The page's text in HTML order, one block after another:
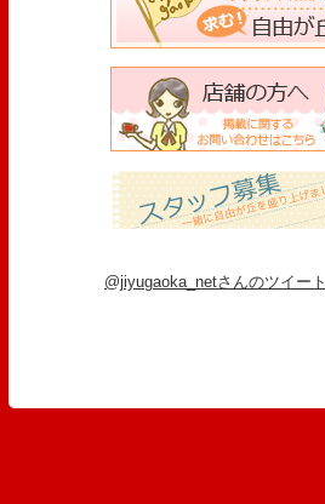
@jiyugaoka_netさんのツイート